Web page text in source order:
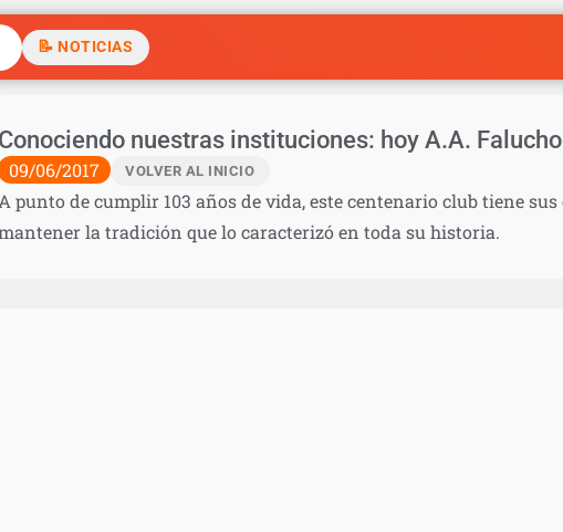
📝 NOTICIAS
Conociendo nuestras instituciones: hoy A.A. Falucho
09/06/2017 VOLVER AL INICIO
A punto de cumplir 103 años de vida, este centenario club tiene
la tradición que lo caracterizó en toda su historia.